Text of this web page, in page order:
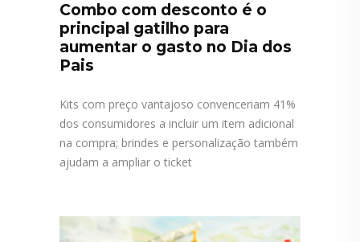
Combo com desconto é o
principal gatilho para
aumentar o gasto no Dia dos
Pais
Kits com preço vantajoso convenceriam 41%
dos consumidores a incluir um item adicional
na compra; brindes e personalização também
ajudam a ampliar o ticket